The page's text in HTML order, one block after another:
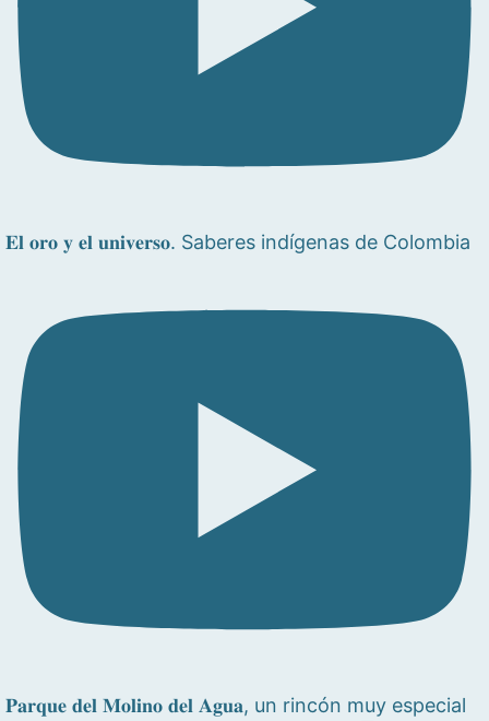
𝐄𝐥 𝐨𝐫𝐨 𝐲 𝐞𝐥 𝐮𝐧𝐢𝐯𝐞𝐫𝐬𝐨. Saberes indígenas de Colombia
𝐏𝐚𝐫𝐪𝐮𝐞 𝐝𝐞𝐥 𝐌𝐨𝐥𝐢𝐧𝐨 𝐝𝐞𝐥 𝐀𝐠𝐮𝐚, un rincón muy especial